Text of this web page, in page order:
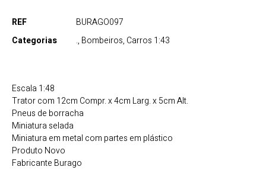
REF
BURAGO097
Categorias
., Bombeiros, Carros 1:43
Escala 1:48
Trator com 12cm Compr. x 4cm Larg. x 5cm Alt.
Pneus de borracha
Miniatura selada
Miniatura em metal com partes em plástico
Produto Novo
Fabricante Burago